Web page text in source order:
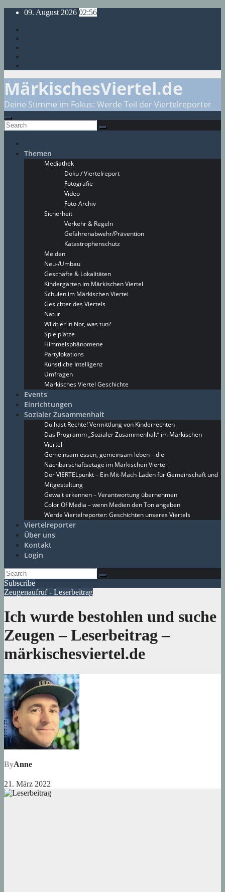
Skip
content
09. August 2026 02:56
MärkischesViertel.de
Deine Stimme im Fokus: Werde Teil der Viertelreporter
Themen
Mediathek
Doku / Viertelreport
Fotografie
Video
Foto-Archiv
Sicherheit
Verkehr & Regeln
Gefahrenabwehr/Prävention
Katastrophenschutz
Melden
Neu-/Umbau
Geschäfte & Lokalitäten
Kindergärten im Märkischen Viertel
Schulen im Märkischen Viertel
Gesichter des Viertels
Natur
Wildtier in Not, was tun?
Spielplätze
Himmelsphänomene
Partylokations
Künstliche Intelligenz
Umfragen
Märkisches Viertel Geschichte
Events
Einrichtungen
Sozialer Zusammenhalt
Du hast Rechte! Vermittlung von Kinderrechten
Das Programm „Sozialer Zusammenhalt“ im Märkischen
Viertel
Gemeinsam essen, gemeinsam leben – die
Nachbarschaftsetage im Märkischen Viertel
Der VIERTELpunkt – Ein Mit-Mach-Laden für Gemeinschaft und
Mitgestaltung
Gewalt erkennen – Verantwortung übernehmen
Color Of Media – wenn Medien den Ton angeben
Werde Viertelreporter: Geschichten unseres Viertels
Viertelreporter
Über uns
Kontakt
Login
Subscribe
Zeugenaufruf - Leserbeitrag
Ich wurde bestohlen und suche
Zeugen – Leserbeitrag –
märkischesviertel.de
ByAnne
21. März 2022